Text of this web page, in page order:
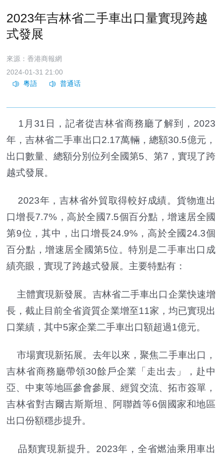
2023年吉林省二手車出口量實現跨越
式發展
來源：香港商報網
2024-01-31 21:00
1月31日，記者從吉林省商務廳了解到，2023
年，吉林省二手車出口2.17萬輛，總額30.5億元，
出口數量、總額分別位列全國第5、第7，實現了跨
越式發展。
2023年，吉林省外貿取得較好成績。貨物進出
口增長7.7%，高於全國7.5個百分點，增速居全國
第9位，其中，出口增長24.9%，高於全國24.3個
百分點，增速居全國第5位。特別是二手車出口成
績亮眼，實現了跨越式發展。主要特點有：
主體實現新發展。吉林省二手車出口企業快速增
長，截止目前全省資質企業增至11家，均已實現出
口業績，其中5家企業二手車出口額超過1億元。
市場實現新拓展。去年以來，聚焦二手車出口，
吉林省商務廳帶領30餘戶企業「走出去」，赴中
亞、中東等地區參會參展、經貿交流、拓市簽單，
吉林省對吉爾吉斯斯坦、阿聯酋等6個國家和地區
出口份額穩步提升。
品類實現新提升。2023年，全省燃油乘用車出